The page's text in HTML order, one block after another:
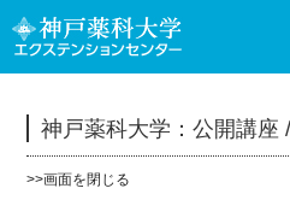
神戸薬科大学：公開講座
>>画面を閉じる